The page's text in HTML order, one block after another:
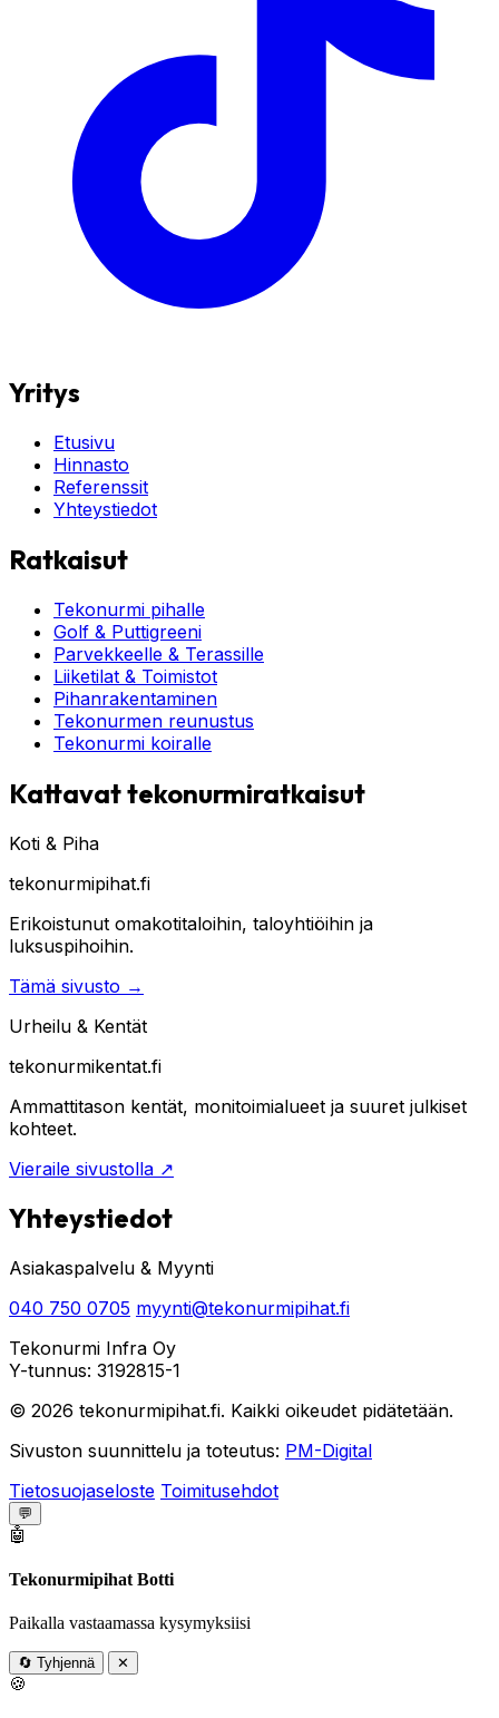
Yritys
Etusivu
Hinnasto
Referenssit
Yhteystiedot
Ratkaisut
Tekonurmi pihalle
Golf & Puttigreeni
Parvekkeelle & Terassille
Liiketilat & Toimistot
Pihanrakentaminen
Tekonurmen reunustus
Tekonurmi koiralle
Kattavat tekonurmiratkaisut
Koti & Piha
tekonurmipihat.fi
Erikoistunut omakotitaloihin, taloyhtiöihin ja
luksuspihoihin.
Tämä sivusto →
Urheilu & Kentät
tekonurmikentat.fi
Ammattitason kentät, monitoimialueet ja suuret julkiset
kohteet.
Vieraile sivustolla ↗
Yhteystiedot
Asiakaspalvelu & Myynti
040 750 0705 myynti@tekonurmipihat.fi
Tekonurmi Infra Oy
Y-tunnus: 3192815-1
© 2026 tekonurmipihat.fi. Kaikki oikeudet pidätetään.
Sivuston suunnittelu ja toteutus: PM-Digital
Tietosuojaseloste Toimitusehdot
💬
🤖
Tekonurmipihat Botti
Paikalla vastaamassa kysymyksiisi
🔄 Tyhjennä ✕
🍪